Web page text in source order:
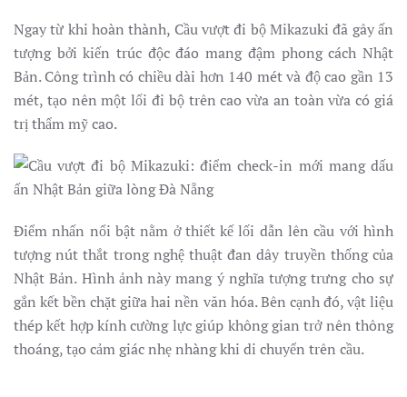
Ngay từ khi hoàn thành, Cầu vượt đi bộ Mikazuki đã gây ấn
tượng bởi kiến trúc độc đáo mang đậm phong cách Nhật
Bản. Công trình có chiều dài hơn 140 mét và độ cao gần 13
mét, tạo nên một lối đi bộ trên cao vừa an toàn vừa có giá
trị thẩm mỹ cao.
Điểm nhấn nổi bật nằm ở thiết kế lối dẫn lên cầu với hình
tượng nút thắt trong nghệ thuật đan dây truyền thống của
Nhật Bản. Hình ảnh này mang ý nghĩa tượng trưng cho sự
gắn kết bền chặt giữa hai nền văn hóa. Bên cạnh đó, vật liệu
thép kết hợp kính cường lực giúp không gian trở nên thông
thoáng, tạo cảm giác nhẹ nhàng khi di chuyển trên cầu.